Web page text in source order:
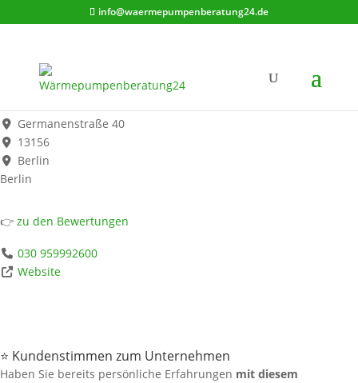
info@waermepumpenberatung24.de
Axmann Heizung-Sanitär GmbH
Werbung*
Germanenstraße 40
13156
Berlin
Berlin
👉 zu den Bewertungen
030 959992600
Website
⭐ Kundenstimmen zum Unternehmen
Haben Sie bereits persönliche Erfahrungen mit diesem